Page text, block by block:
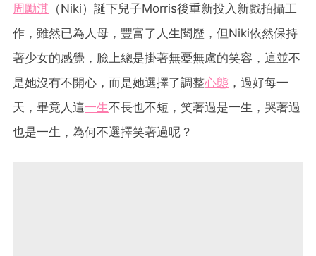
周勵淇 （Niki）誕下兒子Morris後重新投入新戲拍攝工
作，雖然已為人母，豐富了人生閱歷，但Niki依然保持
著少女的感覺，臉上總是掛著無憂無慮的笑容，這並不
是她沒有不開心，而是她選擇了調整心態 ，過好每一
天，畢竟人這一生不長也不短，笑著過是一生，哭著過
也是一生，為何不選擇笑著過呢？